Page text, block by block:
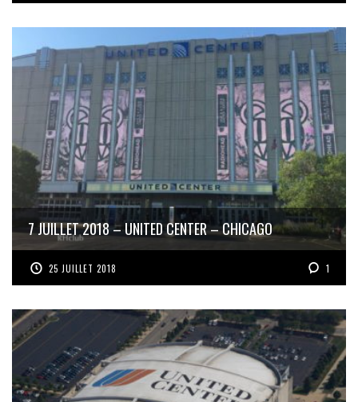
7 JUILLET 2018 – UNITED CENTER – CHICAGO
25 JUILLET 2018 1